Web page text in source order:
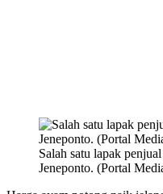
Salah satu lapak
Jeneponto. (Portal